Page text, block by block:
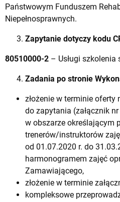
Państwowym Funduszem
Niepełnosprawnych.
Zapytanie dotyczy kodu
80510000-2 – Usługi
Zadania po stronie
złożenie w terminie oferty
do zapytania (załącznik
w obszarze określającym
trenerów/instruktorów
od 01.07.2020 r. do
harmonogramem zajęć
Zamawiającego,
złożenie w terminie
kompleksowe